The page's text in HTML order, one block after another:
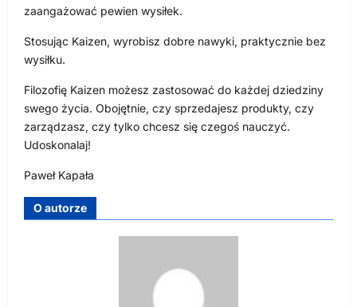
zaangażować pewien wysiłek.
Stosując Kaizen, wyrobisz dobre nawyki, praktycznie bez
wysiłku.
Filozofię Kaizen możesz zastosować do każdej dziedziny
swego życia. Obojętnie, czy sprzedajesz produkty, czy
zarządzasz, czy tylko chcesz się czegoś nauczyć.
Udoskonalaj!
Paweł Kapała
O autorze